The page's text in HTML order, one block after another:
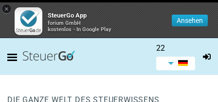
×
SteuerGo App
forium GmbH
kostenlos - In Google Play
Ansehen
22
DIE GANZE WELT DES STEUERWISSENS